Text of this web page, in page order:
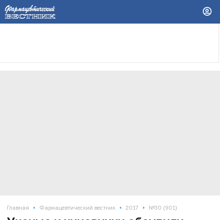
Главная • Фармацевтический вестник • 2017 • №30 (901)